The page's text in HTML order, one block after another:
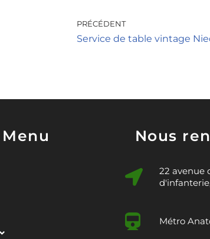
PRÉCÉDENT
Service de table vintage
Menu Nous
22 avenue
Métro